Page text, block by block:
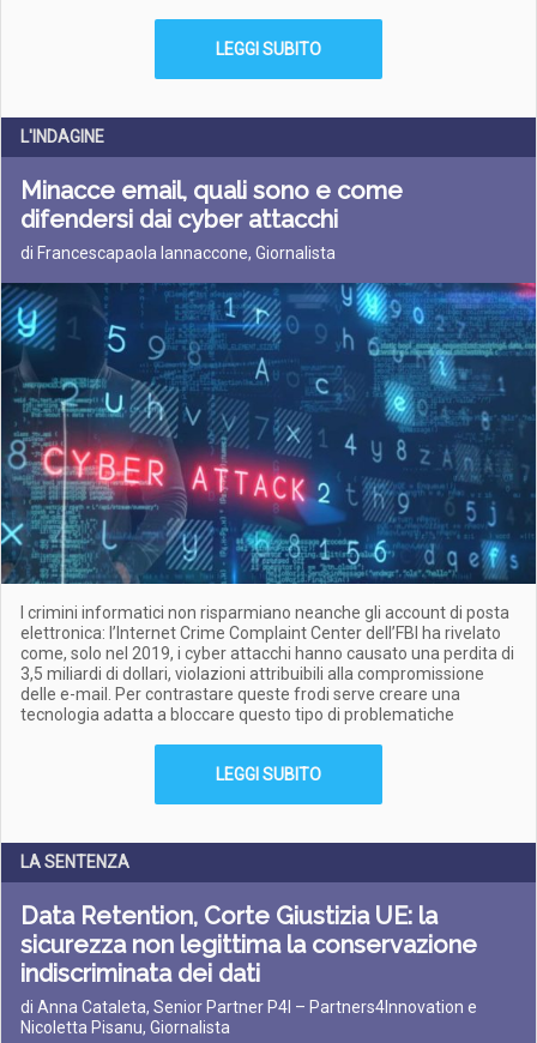
LEGGI SUBITO
L'INDAGINE
Minacce email, quali sono e come
difendersi dai cyber attacchi
di Francescapaola Iannaccone, Giornalista
I crimini informatici non risparmiano neanche gli account di posta
elettronica: l’Internet Crime Complaint Center dell’FBI ha rivelato
come, solo nel 2019, i cyber attacchi hanno causato una perdita di
3,5 miliardi di dollari, violazioni attribuibili alla compromissione
delle e-mail. Per contrastare queste frodi serve creare una
tecnologia adatta a bloccare questo tipo di problematiche
LEGGI SUBITO
LA SENTENZA
Data Retention, Corte Giustizia UE: la
sicurezza non legittima la conservazione
indiscriminata dei dati
di Anna Cataleta, Senior Partner P4I – Partners4Innovation e
Nicoletta Pisanu, Giornalista